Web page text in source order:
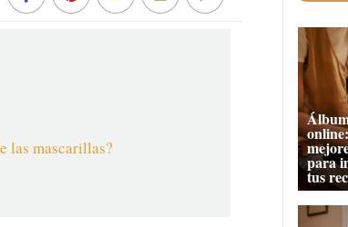
las mascarillas?
para
tus